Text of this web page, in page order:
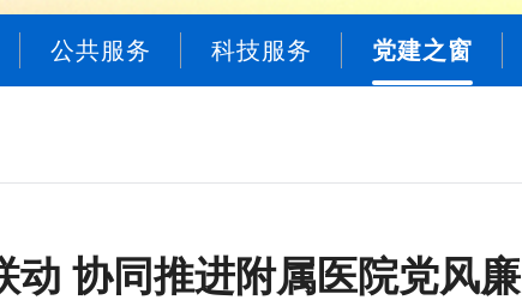
公共服务 科技服务 党建之窗
动 协同推进附属医院党风廉